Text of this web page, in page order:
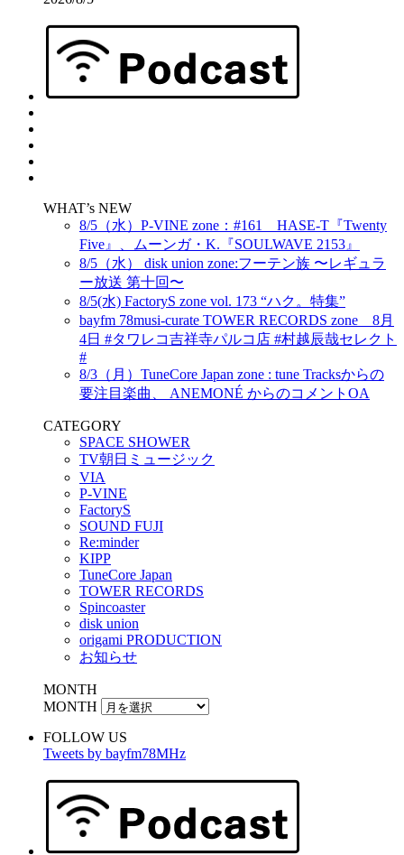
WHAT’s NEW
8/5（水）P-VINE zone：#161 HASE-T『Twenty
Five』、ムーンガ・K.『SOULWAVE 2153』
8/5（水） disk union zone:フーテン族 〜レギュラ
ー放送 第十回〜
8/5(水) FactoryS zone vol. 173 “ハク。特集”
bayfm 78musi-curate TOWER RECORDS zone 8月
4日 #タワレコ吉祥寺パルコ店 #村越辰哉セレクト
#
8/3（月）TuneCore Japan zone : tune Tracksからの
要注目楽曲、 ANEMONÉ からのコメントOA
CATEGORY
SPACE SHOWER
TV朝日ミュージック
VIA
P-VINE
FactoryS
SOUND FUJI
Re:minder
KIPP
TuneCore Japan
TOWER RECORDS
Spincoaster
disk union
origami PRODUCTION
お知らせ
MONTH
MONTH
FOLLOW US
Tweets by bayfm78MHz